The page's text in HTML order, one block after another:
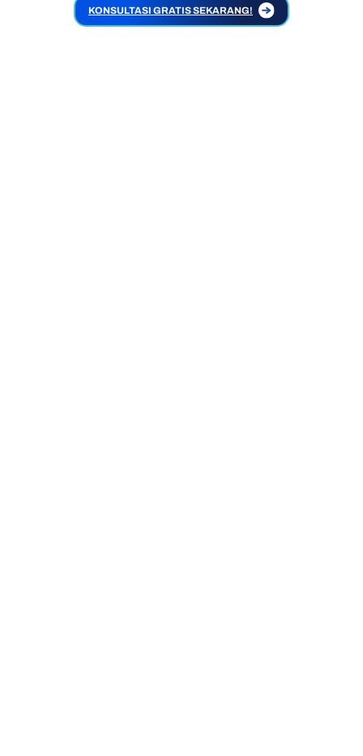
KONSULTASI GRATIS SEKARANG!